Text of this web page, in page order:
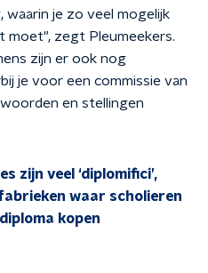
je zo veel mogelijk
moet", zegt Pleumeekers.
zijn er ook nog
je voor een commissie van
en stellingen
zijn veel ‘diplomifici’,
waar scholieren
kopen